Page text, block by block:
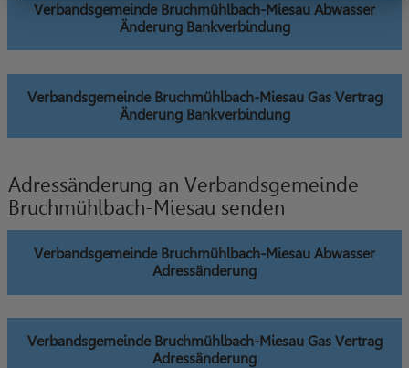
Verbandsgemeinde Bruchmühlbach-Miesau Abwasser
Änderung Bankverbindung
Verbandsgemeinde Bruchmühlbach-Miesau Gas Vertrag
Änderung Bankverbindung
Adressänderung an Verbandsgemeinde
Bruchmühlbach-Miesau senden
Verbandsgemeinde Bruchmühlbach-Miesau Abwasser
Adressänderung
Verbandsgemeinde Bruchmühlbach-Miesau Gas Vertrag
Adressänderung